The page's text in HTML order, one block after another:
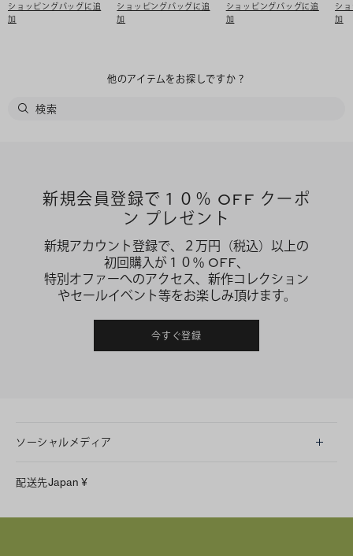
ショッピングバッグに追
加
ショッピングバッグに追
加
ショッピングバッグに追
加
シ
加
他のアイテムをお探しですか？
新規会員登録で１０％ OFF クーポ
ン プレゼント
新規アカウント登録で、２万円（税込）以上の
初回購入が１０％ OFF、
特別オファーへのアクセス、新作コレクション
やセールイベント等をお楽しみ頂けます。
今すぐ登録
ソーシャルメディア
Facebook
配送先Japan ¥